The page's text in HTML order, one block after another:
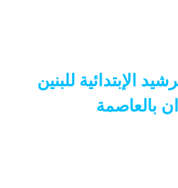
الإبتدائية للبنين
بالعاصمة